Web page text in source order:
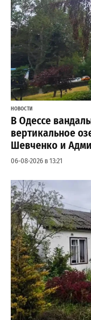
НОВОСТИ
В Одессе
вертикальное
Шевченко и
06-08-2026 в 13:21